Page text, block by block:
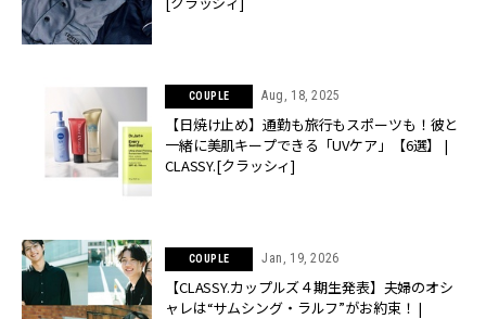
COUPLE Aug, 18, 2025
【日焼け止め】通勤も旅行もスポーツも！彼と
一緒に美肌キープできる「UVケア」【6選】 |
CLASSY.[クラッシィ]
COUPLE Jan, 19, 2026
【CLASSY.カップルズ４期生発表】夫婦のオシ
ャレは“サムシング・ラルフ”がお約束！ |